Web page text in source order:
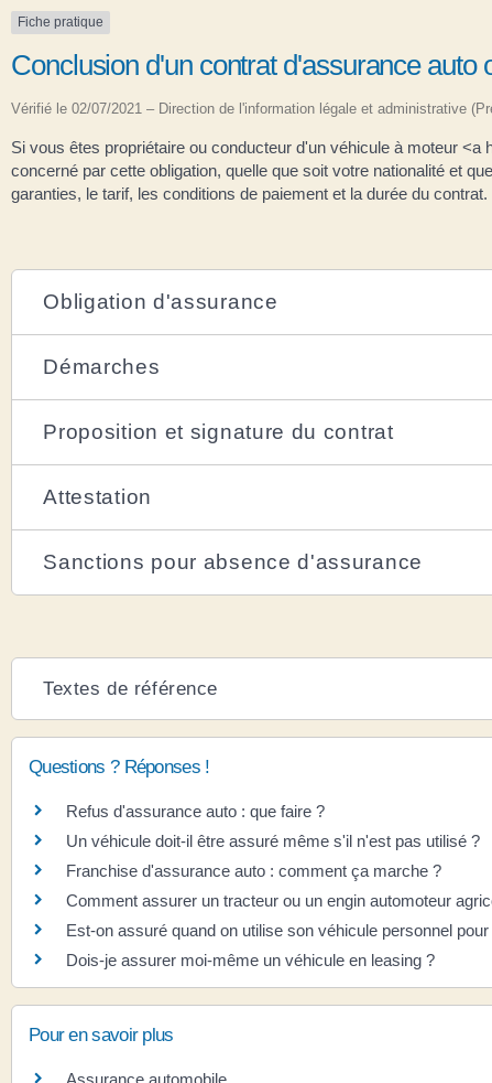
Fiche pratique
Conclusion d'un contrat d'assurance auto
Vérifié le 02/07/2021 – Direction de l'information légale et administrative
Si vous êtes propriétaire ou conducteur d'un véhicule à moteur
concerné par cette obligation, quelle que soit votre nationalité et
garanties, le tarif, les conditions de paiement et la durée du contrat.
Obligation d'assurance
Démarches
Proposition et signature du contrat
Attestation
Sanctions pour absence d'assurance
Textes de référence
Questions ? Réponses !
Refus d'assurance auto : que faire ?
Un véhicule doit-il être assuré même s'il n'est pas utilisé ?
Franchise d'assurance auto : comment ça marche ?
Comment assurer un tracteur ou un engin automoteur
Est-on assuré quand on utilise son véhicule personnel
Dois-je assurer moi-même un véhicule en leasing ?
Pour en savoir plus
Assurance automobile